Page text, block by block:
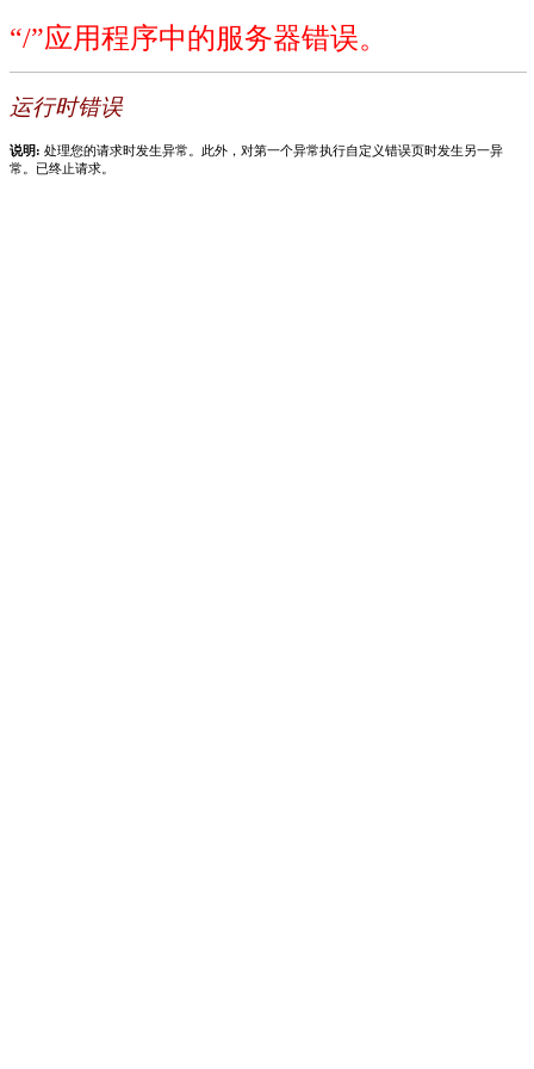
“/”应用程序中的服务器错误。
运行时错误
说明: 处理您的请求时发生异常。此外，对第一个异常执行自定义错误页时发生另一异
常。已终止请求。